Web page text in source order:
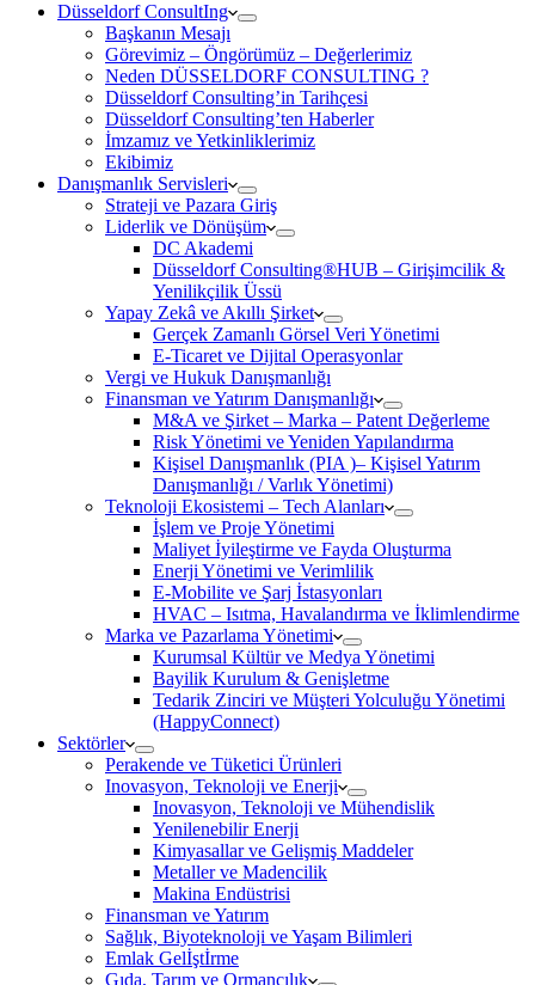
Düsseldorf ConsultIng
Başkanın Mesajı
Görevimiz – Öngörümüz – Değerlerimiz
Neden DÜSSELDORF CONSULTING ?
Düsseldorf Consulting’in Tarihçesi
Düsseldorf Consulting’ten Haberler
İmzamız ve Yetkinliklerimiz
Ekibimiz
Danışmanlık Servisleri
Strateji ve Pazara Giriş
Liderlik ve Dönüşüm
DC Akademi
Düsseldorf Consulting®HUB – Girişimcilik &
Yenilikçilik Üssü
Yapay Zekâ ve Akıllı Şirket
Gerçek Zamanlı Görsel Veri Yönetimi
E-Ticaret ve Dijital Operasyonlar
Vergi ve Hukuk Danışmanlığı
Finansman ve Yatırım Danışmanlığı
M&A ve Şirket – Marka – Patent Değerleme
Risk Yönetimi ve Yeniden Yapılandırma
Kişisel Danışmanlık (PIA )– Kişisel Yatırım
Danışmanlığı / Varlık Yönetimi)
Teknoloji Ekosistemi – Tech Alanları
İşlem ve Proje Yönetimi
Maliyet İyileştirme ve Fayda Oluşturma
Enerji Yönetimi ve Verimlilik
E-Mobilite ve Şarj İstasyonları
HVAC – Isıtma, Havalandırma ve İklimlendirme
Marka ve Pazarlama Yönetimi
Kurumsal Kültür ve Medya Yönetimi
Bayilik Kurulum & Genişletme
Tedarik Zinciri ve Müşteri Yolculuğu Yönetimi
(HappyConnect)
Sektörler
Perakende ve Tüketici Ürünleri
Inovasyon, Teknoloji ve Enerji
Inovasyon, Teknoloji ve Mühendislik
Yenilenebilir Enerji
Kimyasallar ve Gelişmiş Maddeler
Metaller ve Madencilik
Makina Endüstrisi
Finansman ve Yatırım
Sağlık, Biyoteknoloji ve Yaşam Bilimleri
Emlak Gelİştİrme
Gıda, Tarım ve Ormancılık